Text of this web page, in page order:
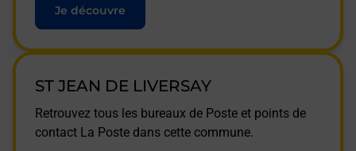
Je découvre
ST JEAN DE LIVERSAY
Retrouvez tous les bureaux de Poste et points de
contact La Poste dans cette commune.